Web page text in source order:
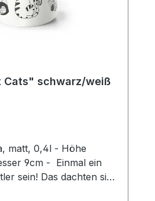
Cats" schwarz/weiß
matt, 0,4l - Höhe
- Einmal ein
sein! Das dachten sich